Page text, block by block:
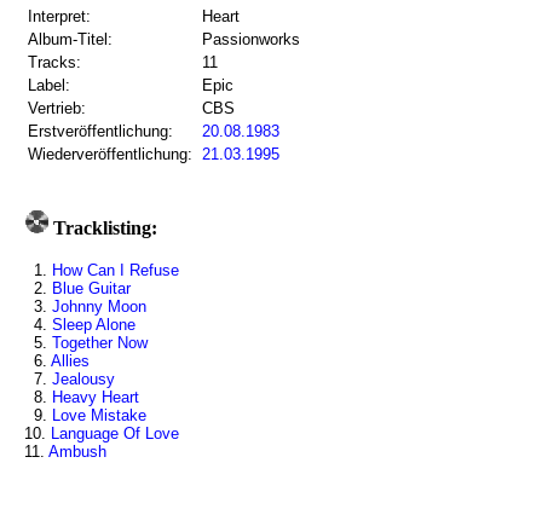
Interpret:
Heart
Album-Titel:
Passionworks
Tracks:
11
Label:
Epic
Vertrieb:
CBS
Erstveröffentlichung:
20.08.1983
Wiederveröffentlichung: 21.03.1995
Tracklisting:
1. How Can I Refuse
2. Blue Guitar
3. Johnny Moon
4. Sleep Alone
5. Together Now
6. Allies
7. Jealousy
8. Heavy Heart
9. Love Mistake
10. Language Of Love
11. Ambush